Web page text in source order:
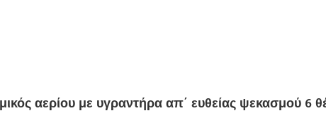
αερίου με υγραντήρα απ΄ ευθείας ψεκασμού 6